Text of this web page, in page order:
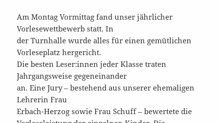
Am Montag Vormittag fand unser jährlicher
Vorlesewettbewerb statt. In
der Turnhalle wurde alles für einen gemütlichen
Vorleseplatz hergericht.
Die besten Leser:innen jeder Klasse traten
Jahrgangsweise gegeneinander
an. Eine Jury – bestehend aus unserer ehemaligen
Lehrerin Frau
Erbach-Herzog sowie Frau Schuff – bewertete die